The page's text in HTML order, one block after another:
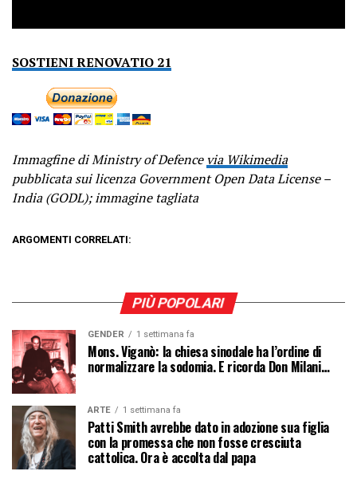
SOSTIENI RENOVATIO 21
Immagfine di Ministry of Defencevia Wikimedia
pubblicata sui licenza Government Open Data License –
India (GODL); immagine tagliata
ARGOMENTI CORRELATI:
PIÙ POPOLARI
GENDER 1 settimana fa
Mons. Viganò: la chiesa sinodale ha l’ordine di
normalizzare la sodomia. E ricorda Don Milani…
ARTE 1 settimana fa
Patti Smith avrebbe dato in adozione sua figlia
con la promessa che non fosse cresciuta
cattolica. Ora è accolta dal papa